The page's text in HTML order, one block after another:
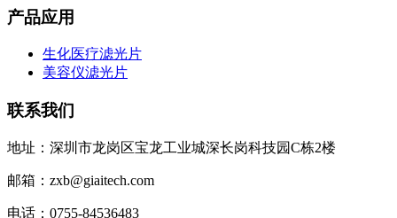
产品应用
生化医疗滤光片
美容仪滤光片
联系我们
地址：深圳市龙岗区宝龙工业城深长岗科技园C栋2楼
邮箱：zxb@giaitech.com
电话：0755-84536483